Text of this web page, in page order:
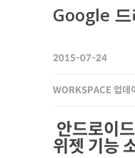
Google
2015-07-24
WORKSPACE 업데
안드로이
위젯 기능